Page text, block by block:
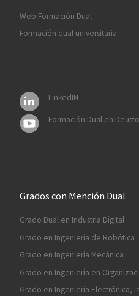
Web Formación Dual
Formación dual universitaria
LinkedIN
Formación Dual en Deusto
Grados con Mención Dual
Grado Dual en Industria Digital
Grado en Ingeniería de Robótica
Grado en Ingeniería Mecánica
Grado en Ingeniería en
Grado en Ingeniería Electrónica,